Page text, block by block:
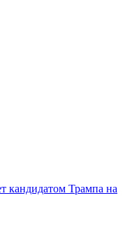
кандидатом Трампа на